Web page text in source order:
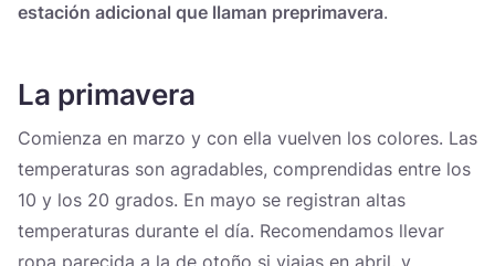
estación adicional que llaman preprimavera.
La primavera
Comienza en marzo y con ella vuelven los colores. Las
temperaturas son agradables, comprendidas entre los
10 y los 20 grados. En mayo se registran altas
temperaturas durante el día. Recomendamos llevar
ropa parecida a la de otoño si viajas en abril, y